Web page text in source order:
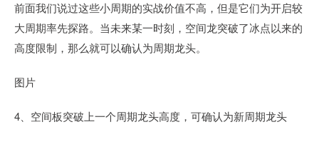
前面我们说过这些小周期的实战价值不高，但是它们为开启较
大周期率先探路。当未来某一时刻，空间龙突破了冰点以来的
高度限制，那么就可以确认为周期龙头。
图片
4、空间板突破上一个周期龙头高度，可确认为新周期龙头